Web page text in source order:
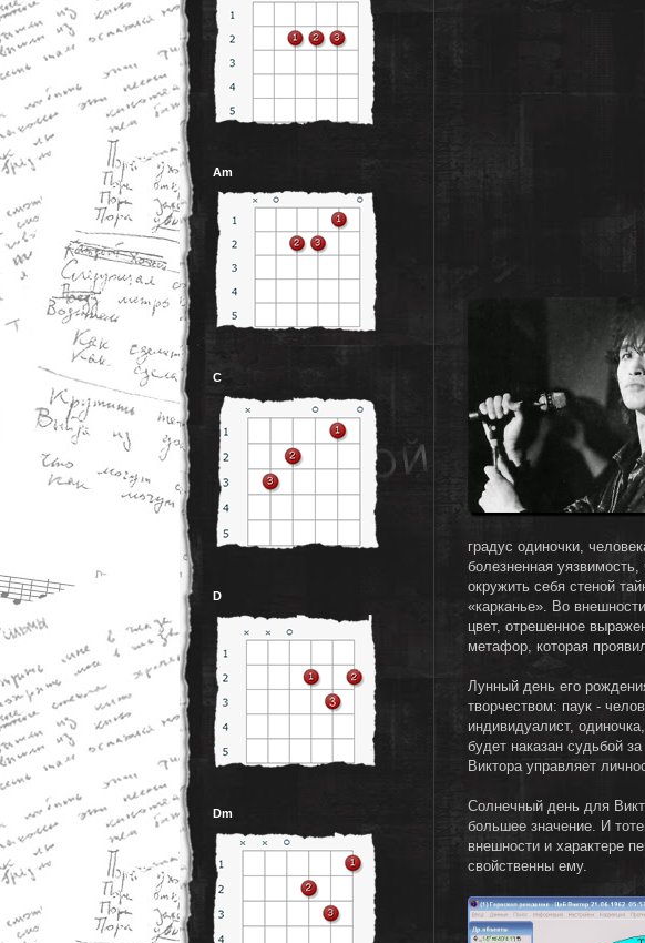
градус одиночки,
болезненная уязвимость,
окружить себя стеной
«карканье». Во
цвет, отрешенное
метафор, которая
Лунный день его
творчеством: паук -
индивидуалист,
будет наказан судьбой
Виктора управляет
Солнечный день для
большее значение. И
внешности и характере
свойственны ему.
Am
C
D
Dm